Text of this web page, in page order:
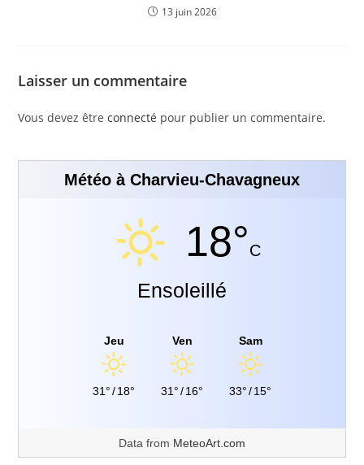
13 juin 2026
Laisser un commentaire
Vous devez êtreconnecté pour publier un commentaire.
Météo à Charvieu-Chavagneux
18°C
Ensoleillé
Jeu
31°/18°
Ven
31°/16°
Sam
33°/15°
Data from MeteoArt.com